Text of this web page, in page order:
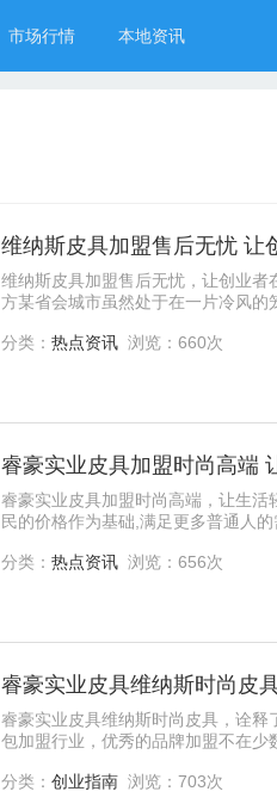
市场行情 本地资讯
维纳斯皮具加盟售后无忧 让
维纳斯皮具加盟售后无忧，让创业
方某省会城市虽然处于在一片冷风的
分类： 热点资讯浏览：660次
睿豪实业皮具加盟时尚高端，让生
民的价格作为基础,满足更多普通人
分类： 热点资讯浏览：656次
睿豪实业皮具维纳斯时尚皮
睿豪实业皮具维纳斯时尚皮具，诠
包加盟行业，优秀的品牌加盟不在少
分类： 创业指南浏览：703次